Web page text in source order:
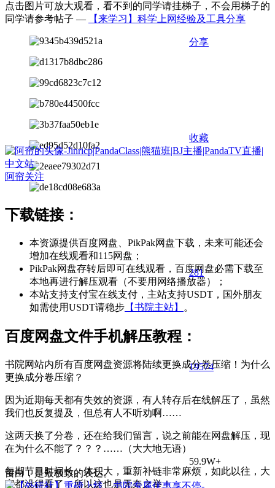
点击图片可放大观看，看不到的同学请挂梯子，不会用梯子的
同学请参考帖子 —
【来学习】科学上网经验及工具分享
下载链接：
本资源提供百度网盘、PikPak网盘下载，未来可能还会
增加在线观看和115网盘；
PikPak网盘存转后即可在线观看，百度网盘必需下载至
本地再进行解压观看（不要用网络播放器）；
本站支持支付宝在线支付，主站支持USDT，国外朋友
如需使用USDT请稳步 【书院主站】 。
百度网盘文件手机解压教程：
书院网站内所有百度网盘资源将陆续更换成分卷压缩！为什么
更换成分卷压缩？
因为近期每天都有失效的资源，有人转存后在线解压了，虽然
我们也反复提及，但总有人不听劝啊……
这两天换了分卷，还在给我们留言，说之前能在网盘解压，现
在为什么不能了？？？……（大大地无语）
每期节目时间长、体积大，重新补链非常麻烦，如此以往，大
家都没得看了，所以这也是无奈之举！
分享
收藏
阿帘关注
281
19574
59.9W+
留白，是最极致的表达。